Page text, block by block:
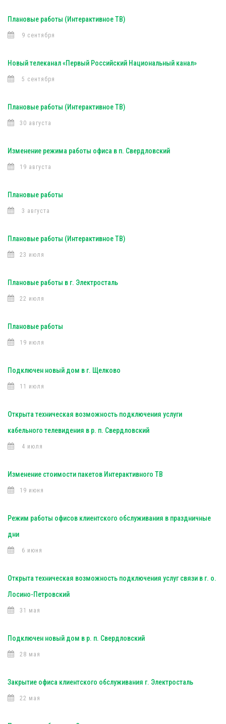
Плановые работы (Интерактивное ТВ)
9 сентября
Новый телеканал «Первый Российский Национальный канал»
5 сентября
Плановые работы (Интерактивное ТВ)
30 августа
Изменение режима работы офиса в п. Свердловский
19 августа
Плановые работы
3 августа
Плановые работы (Интерактивное ТВ)
23 июля
Плановые работы в г. Электросталь
22 июля
Плановые работы
19 июля
Подключен новый дом в г. Щелково
11 июля
Открыта техническая возможность подключения услуги
кабельного телевидения в р. п. Свердловский
4 июля
Изменение стоимости пакетов Интерактивного ТВ
19 июня
Режим работы офисов клиентского обслуживания в праздничные
дни
6 июня
Открыта техническая возможность подключения услуг связи в г. о.
Лосино-Петровский
31 мая
Подключен новый дом в р. п. Свердловский
28 мая
Закрытие офиса клиентского обслуживания г. Электросталь
22 мая